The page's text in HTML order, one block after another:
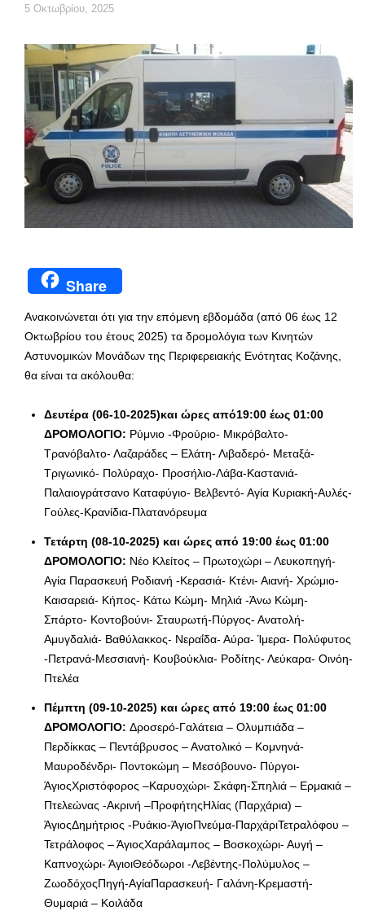
5 Οκτωβρίου, 2025
Share
Ανακοινώνεται ότι για την επόμενη εβδομάδα (από 06 έως 12
Οκτωβρίου του έτους 2025) τα δρομολόγια των Κινητών
Αστυνομικών Μονάδων της Περιφερειακής Ενότητας Κοζάνης,
θα είναι τα ακόλουθα:
Δευτέρα (06-10-2025)και ώρες από19:00 έως 01:00
ΔΡΟΜΟΛΟΓΙΟ: Ρύμνιο -Φρούριο- Μικρόβαλτο-
Τρανόβαλτο- Λαζαράδες – Ελάτη- Λιβαδερό- Μεταξά-
Τριγωνικό- Πολύραχο- Προσήλιο-Λάβα-Καστανιά-
Παλαιογράτσανο Καταφύγιο- Βελβεντό- Αγία Κυριακή-Αυλές-
Γούλες-Κρανίδια-Πλατανόρευμα
Τετάρτη (08-10-2025) και ώρες από 19:00 έως 01:00
ΔΡΟΜΟΛΟΓΙΟ: Νέο Κλείτος – Πρωτοχώρι – Λευκοπηγή-
Αγία Παρασκευή Ροδιανή -Κερασιά- Κτένι- Αιανή- Χρώμιο-
Καισαρειά- Κήπος- Κάτω Κώμη- Μηλιά -Άνω Κώμη-
Σπάρτο- Κοντοβούνι- Σταυρωτή-Πύργος- Ανατολή-
Αμυγδαλιά- Βαθύλακκος- Νεραΐδα- Αύρα- Ίμερα- Πολύφυτος
-Πετρανά-Μεσσιανή- Κουβούκλια- Ροδίτης- Λεύκαρα- Οινόη-
Πτελέα
Πέμπτη (09-10-2025) και ώρες από 19:00 έως 01:00
ΔΡΟΜΟΛΟΓΙΟ: Δροσερό-Γαλάτεια – Ολυμπιάδα –
Περδίκκας – Πεντάβρυσος – Ανατολικό – Κομνηνά-
Μαυροδένδρι- Ποντοκώμη – Μεσόβουνο- Πύργοι-
ΆγιοςΧριστόφορος –Καρυοχώρι- Σκάφη-Σπηλιά – Ερμακιά –
Πτελεώνας -Ακρινή –ΠροφήτηςΗλίας (Παρχάρια) –
ΆγιοςΔημήτριος -Ρυάκιο-ΆγιοΠνεύμα-ΠαρχάριΤετραλόφου –
Τετράλοφος – ΆγιοςΧαράλαμπος – Βοσκοχώρι- Αυγή –
Καπνοχώρι- ΆγιοιΘεόδωροι -Λεβέντης-Πολύμυλος –
ΖωοδόχοςΠηγή-ΑγίαΠαρασκευή- Γαλάνη-Κρεμαστή-
Θυμαριά – Κοιλάδα